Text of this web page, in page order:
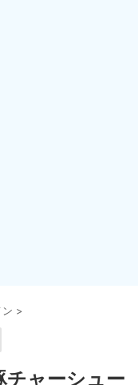
>
チャーシュー